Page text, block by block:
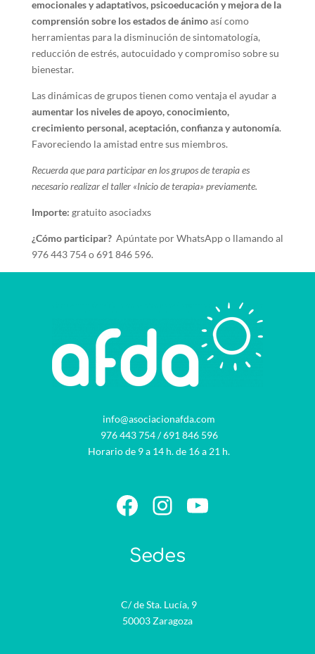
emocionales y adaptativos, psicoeducación y mejora de la
comprensión sobre los estados de ánimoasí como
herramientas para la disminución de sintomatología,
reducción de estrés, autocuidado y compromiso sobre su
bienestar.
Las dinámicas de grupos tienen como ventaja el ayudar a
aumentar los niveles de apoyo, conocimiento,
crecimiento personal, aceptación, confianza y autonomía.
Favoreciendo la amistad entre sus miembros.
Recuerda que para participar en los grupos de terapia es
necesario realizar el taller «Inicio de terapia» previamente.
Importe: gratuito asociadxs
¿Cómo participar? Apúntate por WhatsApp o llamando al
976 443 754 o 691 846 596.
info@asociacionafda.com
976 443 754/691 846 596
Horario de 9 a 14 h. de 16 a 21 h.
Facebook
Instagram
YouTube
Sedes
C/ de Sta. Lucía, 9
50003 Zaragoza